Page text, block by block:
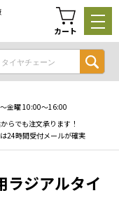
カート
金曜 10:00〜16:00
らでも注文承ります！
24時間受付メールが確実
ジアルタイ